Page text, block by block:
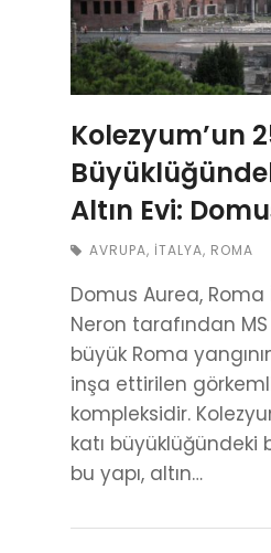
Kolezyum’un
Altın Evi:
AVRUPA, İTALYA, ROMA
Domus Aurea,
Neron tarafından MS
büyük Roma
inşa ettirilen
kompleksidir.
katı büyüklüğündeki
bu yapı, altın…